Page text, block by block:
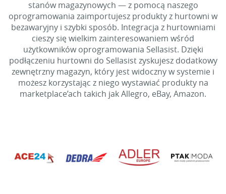
stanów magazynowych — z pomocą naszego
oprogramowania zaimportujesz produkty z hurtowni w
bezawaryjny i szybki sposób. Integracja z hurtowniami
cieszy się wielkim zainteresowaniem wśród
użytkowników oprogramowania Sellasist. Dzięki
podłączeniu hurtowni do Sellasist zyskujesz dodatkowy
zewnętrzny magazyn, który jest widoczny w systemie i
możesz korzystając z niego wystawiać produkty na
marketplace’ach takich jak Allegro, eBay, Amazon.